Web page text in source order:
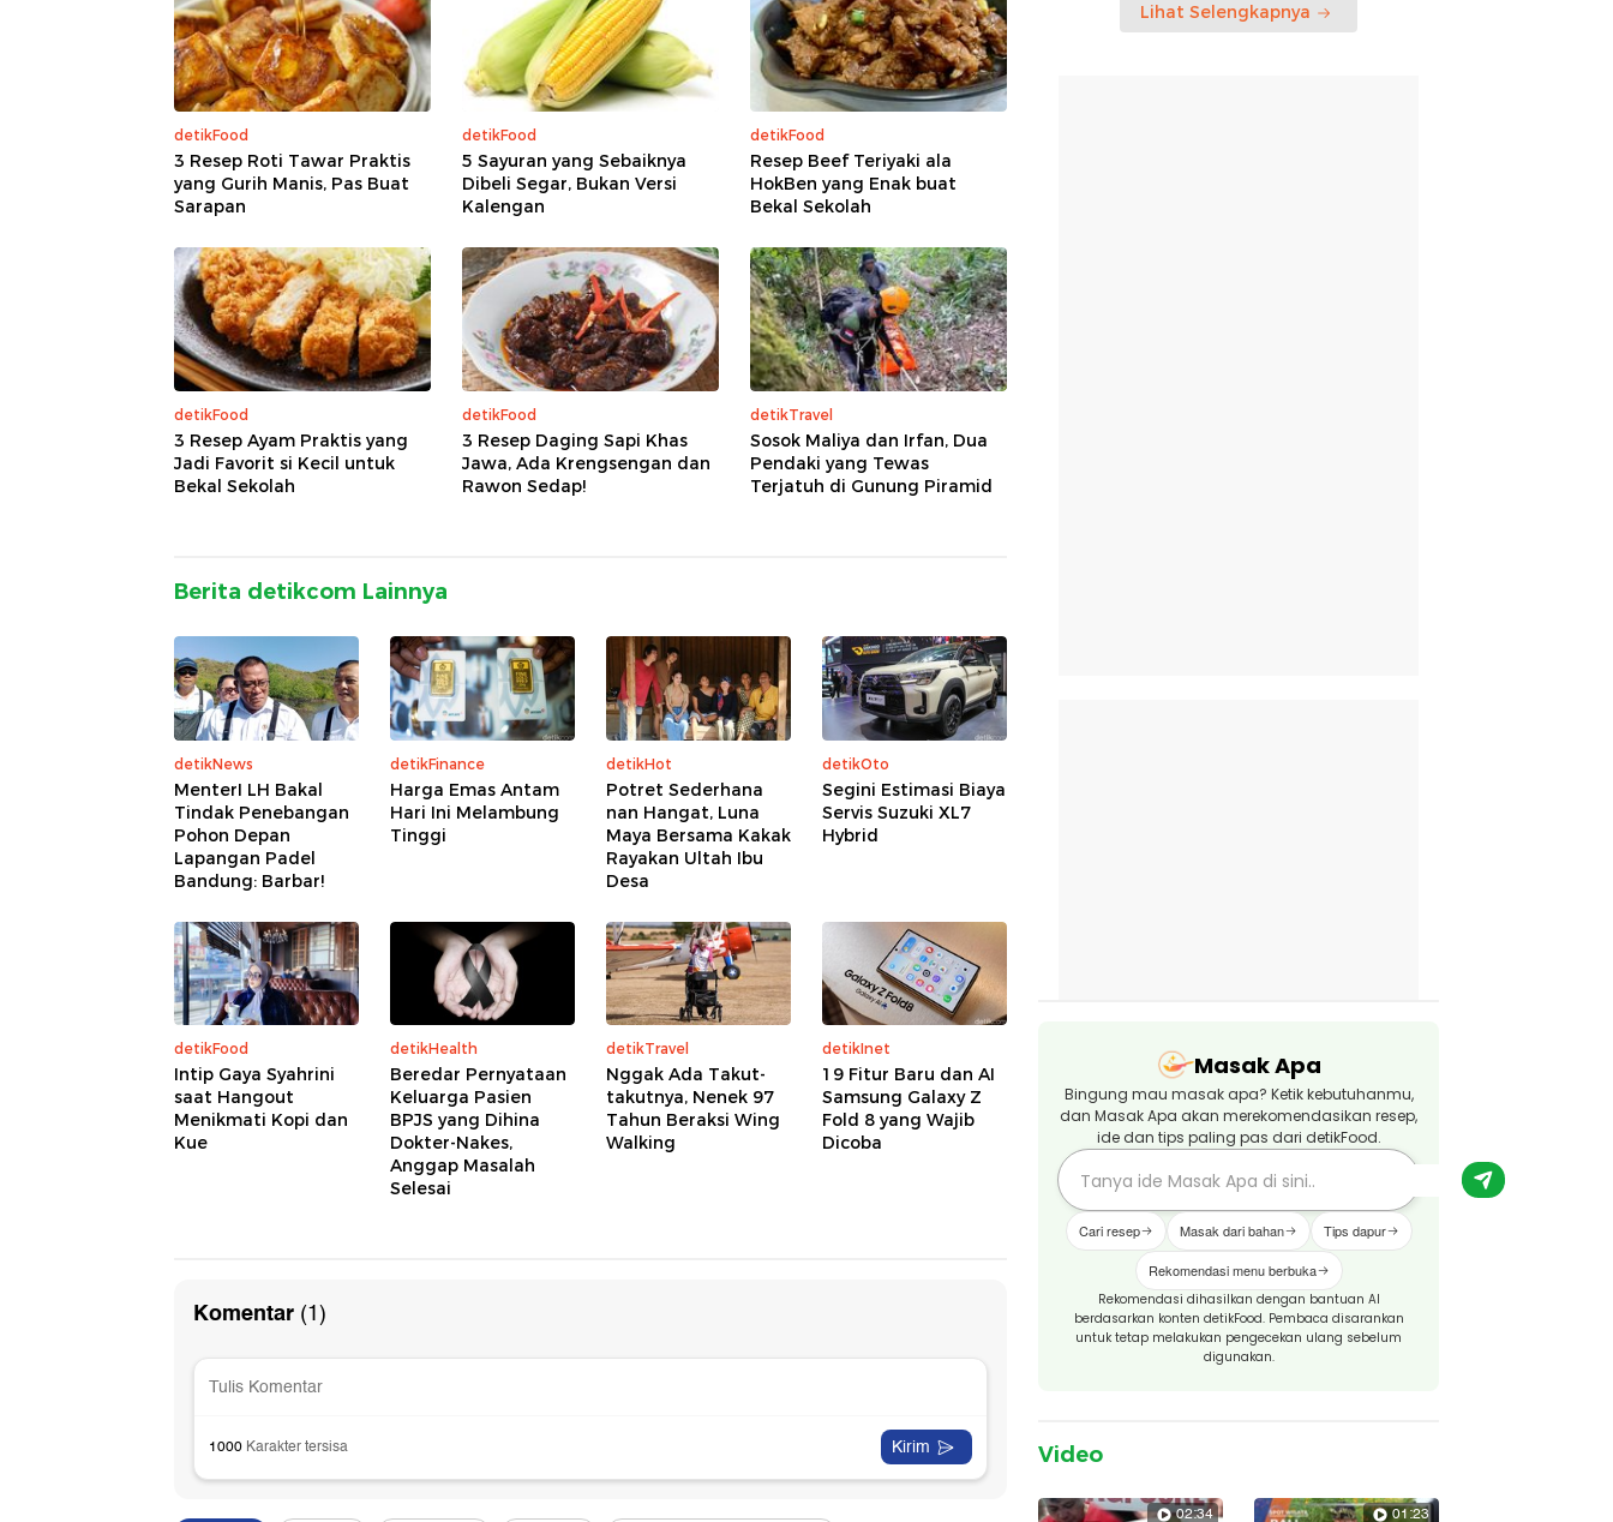
detikFood
3 Resep Roti Tawar Praktis
yang Gurih Manis, Pas Buat
Sarapan
detikFood
5 Sayuran yang Sebaiknya
Dibeli Segar, Bukan Versi
Kalengan
detikFood
Resep Beef Teriyaki ala
HokBen yang Enak buat
Bekal Sekolah
detikFood
3 Resep Ayam Praktis yang
Jadi Favorit si Kecil untuk
Bekal Sekolah
detikFood
3 Resep Daging Sapi Khas
Jawa, Ada Krengsengan dan
Rawon Sedap!
detikTravel
Sosok Maliya dan Irfan, Dua
Pendaki yang Tewas
Terjatuh di Gunung Piramid
Berita detikcom Lainnya
detikNews
MenterI LH Bakal
Tindak Penebangan
Pohon Depan
Lapangan Padel
Bandung: Barbar!
detikFinance
Harga Emas Antam
Hari Ini Melambung
Tinggi
detikHot
Potret Sederhana
nan Hangat, Luna
Maya Bersama Kakak
Rayakan Ultah Ibu
Desa
detikOto
Segini Estimasi Biaya
Servis Suzuki XL7
Hybrid
detikFood
Intip Gaya Syahrini
saat Hangout
Menikmati Kopi dan
Kue
detikHealth
Beredar Pernyataan
Keluarga Pasien
BPJS yang Dihina
Dokter-Nakes,
Anggap Masalah
Selesai
detikTravel
Nggak Ada Takut-
takutnya, Nenek 97
Tahun Beraksi Wing
Walking
detikInet
19 Fitur Baru dan AI
Samsung Galaxy Z
Fold 8 yang Wajib
Dicoba
Lihat Selengkapnya
Masak Apa
Bingung mau masak apa? Ketik kebutuhanmu,
dan Masak Apa akan merekomendasikan resep,
ide dan tips paling pas dari detikFood.
Cari resep Masak dari bahan Tips dapur
Rekomendasi menu berbuka
Rekomendasi dihasilkan dengan bantuan AI
berdasarkan konten detikFood. Pembaca disarankan
untuk tetap melakukan pengecekan ulang sebelum
digunakan.
Video
02:34 01:23